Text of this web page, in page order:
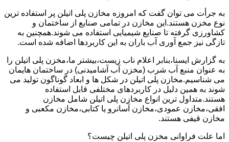
به جرأت می توان گفت که امروزه مخازن پلی اتیلن پر استفاده ترین
نوع مخزن هستند.این مخازن در تمامی صنایع از ساختمان و
کشاورزی گرفته تا صنایع شیمیایی استفاده می شوند.همچنین به
تازگی نیز جمع آوری آب باران به این کاربردها اضافه شده است.
به گزارش ایسنا،بنابر اعلام ناب زیست،بیشتر ما،مخزن پلی اتیلن را
به عنوان منبع آب شرب (مخزن آب آشامیدنی) در ساختمان هایمان
می شناسیم.مخازن پلی اتیلن در شکل ها و ابعاد گوناگون تولید می
شوند به همین دلیل در کاربردهای مختلفی قابل استفاده
هستند.متداول ترین انواع مخازن پلی اتیلن شامل مخازن
افقی،مخازن عمودی،مخازن آسانرو یا کتابی،مخازن مکعبی و
مخازن قیفی هستند.
اما علت فراوانی مخزن پلی اتیلن چیست؟